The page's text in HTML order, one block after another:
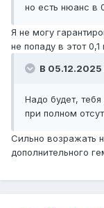
но есть нюанс в
Я не могу
не попаду в этот
В 05.12.2025
Надо будет,
при полном
Сильно возражать
дополнительного